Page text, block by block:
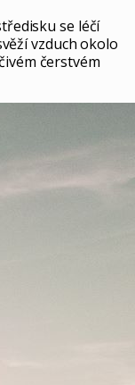
se léčí
vzduch okolo
čerstvém